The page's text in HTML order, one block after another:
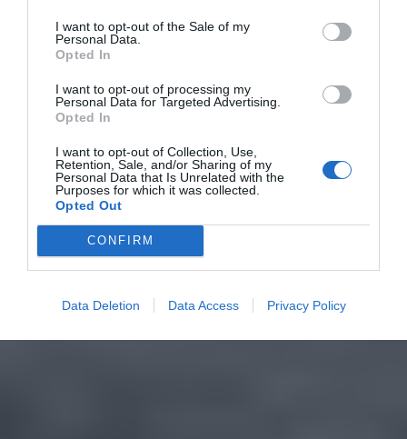
I want to opt-out of the Sale of my
Personal Data.
Opted In
I want to opt-out of processing my
Personal Data for Targeted Advertising.
Opted In
I want to opt-out of Collection, Use,
Retention, Sale, and/or Sharing of my
Personal Data that Is Unrelated with the
Purposes for which it was collected.
Opted Out
CONFIRM
Data Deletion Data Access Privacy Policy